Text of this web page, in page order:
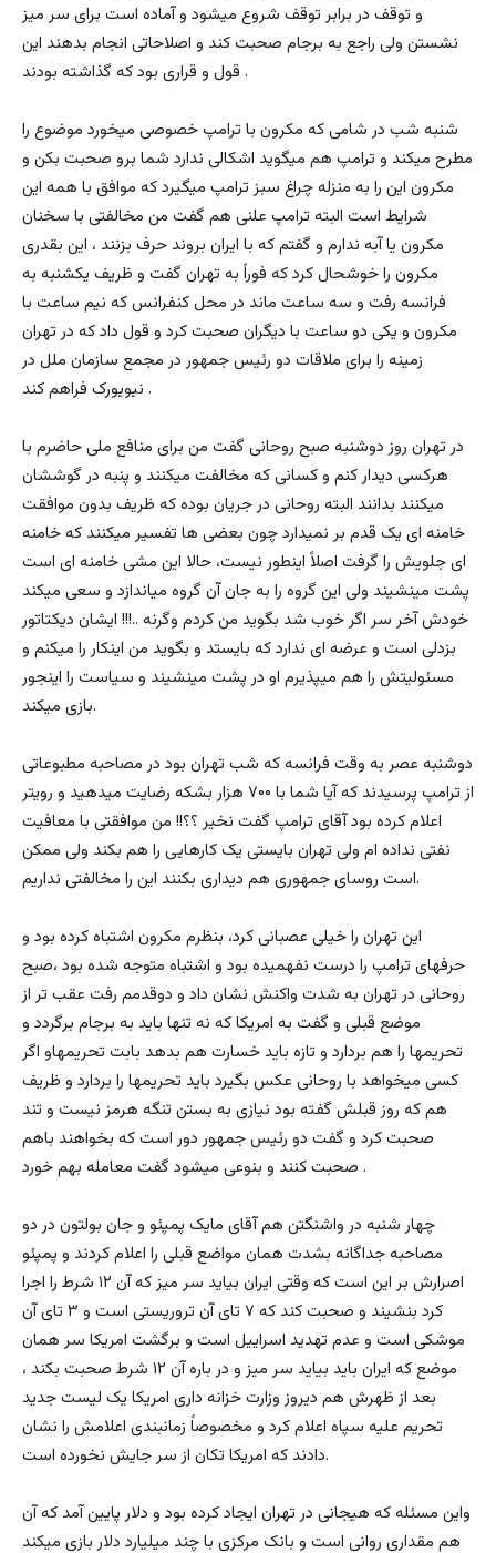
و توقف در برابر توقف شروع میشود و آماده است برای سر میز
نشستن ولی راجع به برجام صحبت کند و اصلاحاتی انجام بدهند این
قول و قراری بود که گذاشته بودند .
شنبه شب در شامی که مکرون با ترامپ خصوصی میخورد موضوع را
مطرح میکند و ترامپ هم میگوید اشکالی ندارد شما برو صحبت بکن و
مکرون این را به منزله چراغ سبز ترامپ میگیرد که موافق با همه این
شرایط است البته ترامپ علنی هم گفت من مخالفتی با سخنان
مکرون یا آبه ندارم و گفتم که با ایران بروند حرف بزنند ، این بقدری
مکرون را خوشحال کرد که فوراً به تهران گفت و ظریف یکشنبه به
فرانسه رفت و سه ساعت ماند در محل کنفرانس که نیم ساعت با
مکرون و یکی دو ساعت با دیگران صحبت کرد و قول داد که در تهران
زمینه را برای ملاقات دو رئیس جمهور در مجمع سازمان ملل در
نیویورک فراهم کند .
در تهران روز دوشنبه صبح روحانی گفت من برای منافع ملی حاضرم با
هرکسی دیدار کنم و کسانی که مخالفت میکنند و پنبه در گوششان
میکنند بدانند البته روحانی در جریان بوده که ظریف بدون موافقت
خامنه ای یک قدم بر نمیدارد چون بعضی ها تفسیر میکنند که خامنه
ای جلویش را گرفت اصلاً اینطور نیست، حالا این مشی خامنه ای است
پشت مینشیند ولی این گروه را به جان آن گروه میاندازد و سعی میکند
خودش آخر سر اگر خوب شد بگوید من کردم وگرنه ..!!! ایشان دیکتاتور
بزدلی است و عرضه ای ندارد که بایستد و بگوید من اینکار را میکنم و
مسئولیتش را هم میپذیرم او در پشت مینشیند و سیاست را اینجور
بازی میکند.
دوشنبه عصر به وقت فرانسه که شب تهران بود در مصاحبه مطبوعاتی
از ترامپ پرسیدند که آیا شما با ۷۰۰ هزار بشکه رضایت میدهید و رویتر
اعلام کرده بود آقای ترامپ گفت نخیر ؟؟!! من موافقتی با معافیت
نفتی نداده ام ولی تهران بایستی یک کارهایی را هم بکند ولی ممکن
است روسای جمهوری هم دیداری بکنند این را مخالفتی نداریم.
این تهران را خیلی عصبانی کرد، بنظرم مکرون اشتباه کرده بود و
حرفهای ترامپ را درست نفهمیده بود و اشتباه متوجه شده بود ،صبح
روحانی در تهران به شدت واکنش نشان داد و دوقدمم رفت عقب تر از
موضع قبلی و گفت به امریکا که نه تنها باید به برجام برگردد و
تحریمها را هم بردارد و تازه باید خسارت هم بدهد بابت تحریمهاو اگر
کسی میخواهد با روحانی عکس بگیرد باید تحریمها را بردارد و ظریف
هم که روز قبلش گفته بود نیازی به بستن تنگه هرمز نیست و تند
صحبت کرد و گفت دو رئیس جمهور دور است که بخواهند باهم
صحبت کنند و بنوعی میشود گفت معامله بهم خورد .
چهار شنبه در واشنگتن هم آقای مایک پمپئو و جان بولتون در دو
مصاحبه جداگانه بشدت همان مواضع قبلی را اعلام کردند و پمپئو
اصرارش بر این است که وقتی ایران بیاید سر میز که آن ۱۲ شرط را اجرا
کرد بنشیند و صحبت کند که ۷ تای آن تروریستی است و ۳ تای آن
موشکی است و عدم تهدید اسراییل است و برگشت امریکا سر همان
موضع که ایران باید بیاید سر میز و در باره آن ۱۲ شرط صحبت بکند ،
بعد از ظهرش هم دیروز وزارت خزانه داری امریکا یک لیست جدید
تحریم علیه سپاه اعلام کرد و مخصوصاً زمانبندی اعلامش را نشان
دادند که امریکا تکان از سر جایش نخورده است.
واین مسئله که هیجانی در تهران ایجاد کرده بود و دلار پایین آمد که آن
هم مقداری روانی است و بانک مرکزی با چند میلیارد دلار بازی میکند